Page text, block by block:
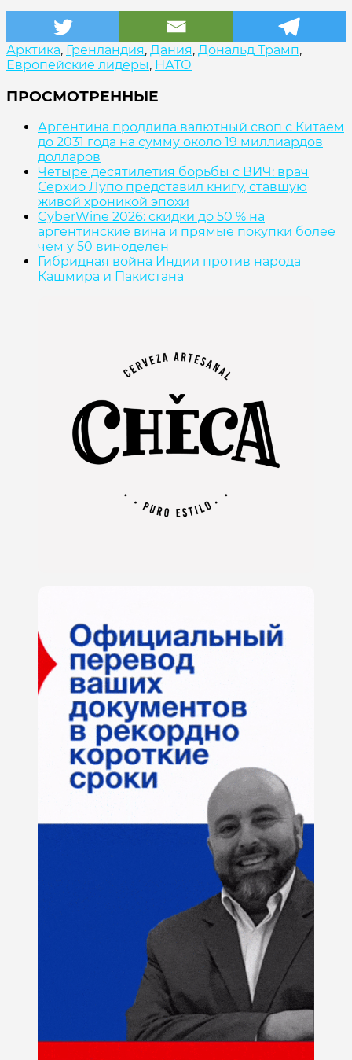
Арктика, Гренландия, Дания, Дональд Трамп,
Европейские лидеры, НАТО
ПРОСМОТРЕННЫЕ
Аргентина продлила валютный своп с Китаем
до 2031 года на сумму около 19 миллиардов
долларов
Четыре десятилетия борьбы с ВИЧ: врач
Серхио Лупо представил книгу, ставшую
живой хроникой эпохи
CyberWine 2026: скидки до 50 % на
аргентинские вина и прямые покупки более
чем у 50 виноделен
Гибридная война Индии против народа
Кашмира и Пакистана